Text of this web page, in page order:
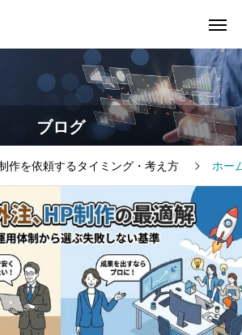
ブログ
作を依頼するタイミング・考え方 ホー